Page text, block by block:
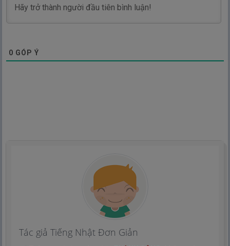
0 GÓP Ý
Tác giả Tiếng Nhật Đơn Giản